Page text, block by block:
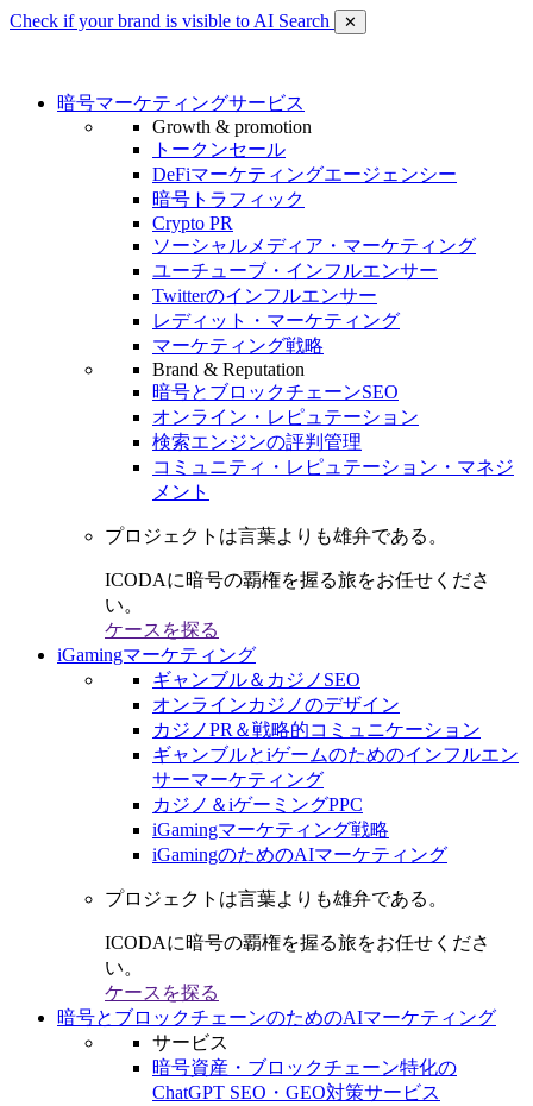
Check if your brand is visible to AI Search ✕
暗号マーケティングサービス
Growth & promotion
トークンセール
DeFiマーケティングエージェンシー
暗号トラフィック
Crypto PR
ソーシャルメディア・マーケティング
ユーチューブ・インフルエンサー
Twitterのインフルエンサー
レディット・マーケティング
マーケティング戦略
Brand & Reputation
暗号とブロックチェーンSEO
オンライン・レピュテーション
検索エンジンの評判管理
コミュニティ・レピュテーション・マネジ
メント
プロジェクトは言葉よりも雄弁である。
ICODAに暗号の覇権を握る旅をお任せくださ
い。
ケースを探る
iGamingマーケティング
ギャンブル＆カジノSEO
オンラインカジノのデザイン
カジノPR＆戦略的コミュニケーション
ギャンブルとiゲームのためのインフルエン
サーマーケティング
カジノ＆iゲーミングPPC
iGamingマーケティング戦略
iGamingのためのAIマーケティング
プロジェクトは言葉よりも雄弁である。
ICODAに暗号の覇権を握る旅をお任せくださ
い。
ケースを探る
暗号とブロックチェーンのためのAIマーケティング
サービス
暗号資産・ブロックチェーン特化の
ChatGPT SEO・GEO対策サービス